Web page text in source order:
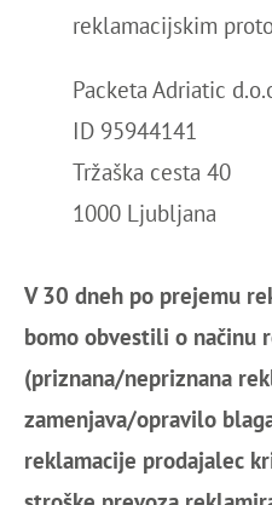
reklamacijskim
Packeta Adriatic
ID 95944141
Tržaška cesta 40
1000 Ljubljana
V 30 dneh po prejemu
bomo obvestili o načinu
(priznana/nepriznana
zamenjava/opravilo
reklamacije prodajalec